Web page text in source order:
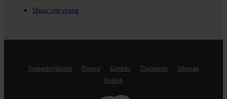
Stuur uw vraag
Toegankelijkheid Privacy Cookies Disclaimer
Sitemap
English